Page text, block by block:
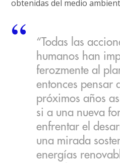
obtenidas del medio
“Todas las
humanos han
ferozmente al
entonces pensar
próximos años
si a una nueva
enfrentar el
una mirada
energías